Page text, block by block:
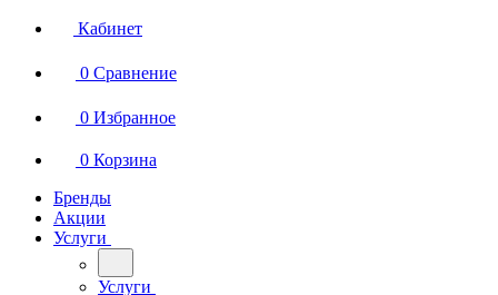
Кабинет
0 Сравнение
0 Избранное
0 Корзина
Бренды
Акции
Услуги
Услуги